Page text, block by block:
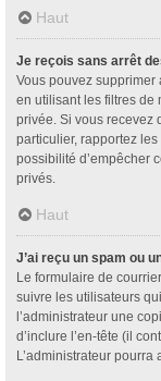
Haut
Je reçois sans arrêt
Vous pouvez supprimer
en utilisant les filtres de
privée. Si vous recevez
particulier, rapportez
possibilité d’empêcher
privés.
Haut
J’ai reçu un spam ou
Le formulaire de
suivre les utilisateurs
l’administrateur une
d’inclure l’en-tête (il
L’administrateur pourra